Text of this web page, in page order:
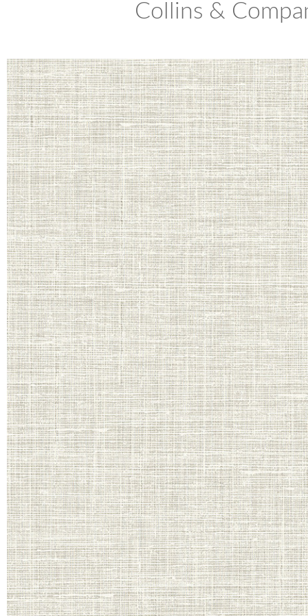
Collins &